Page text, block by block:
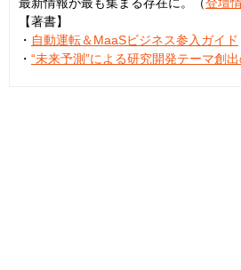
【著書】
・ 自動運転＆MaaSビジネス参入ガイド
・ “未来予測”による研究開発テーマ創出